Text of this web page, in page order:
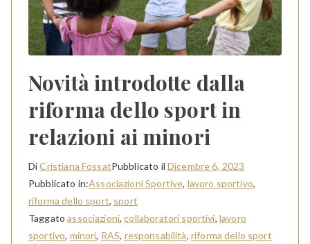
Novità introdotte dalla
riforma dello sport in
relazioni ai minori
DiCristiana FossatPubblicato il Dicembre 6, 2023
Pubblicato in:Associazioni Sportive, lavoro sportivo,
riforma dello sport, sport
Taggatoassociazioni,collaboratori sportivi, lavoro
sportivo, minori, RAS, responsabilità, riforma dello sport